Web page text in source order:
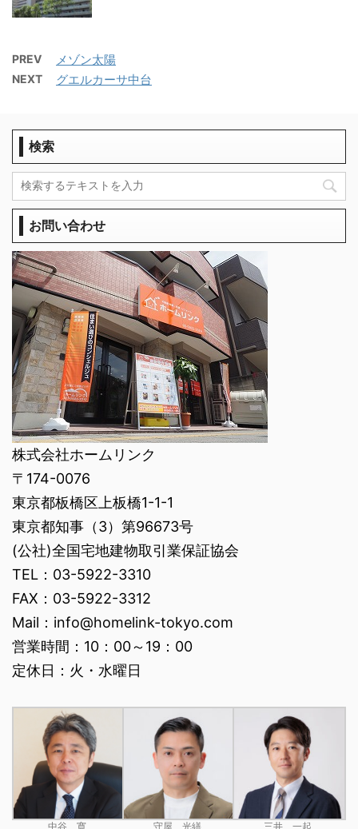
PREV メゾン太陽
NEXT グエルカーサ中台
検索
お問い合わせ
株式会社ホームリンク
〒174-0076
東京都板橋区上板橋1-1-1
東京都知事（3）第96673号
(公社)全国宅地建物取引業保証協会
TEL：03-5922-3310
FAX：03-5922-3312
Mail：info@homelink-tokyo.com
営業時間：10：00～19：00
定休日：火・水曜日
中谷 寛 守屋 光繕 三井 一起